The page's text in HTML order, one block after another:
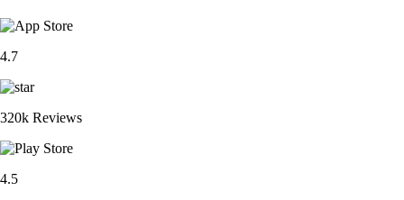
4.7
320k Reviews
4.5